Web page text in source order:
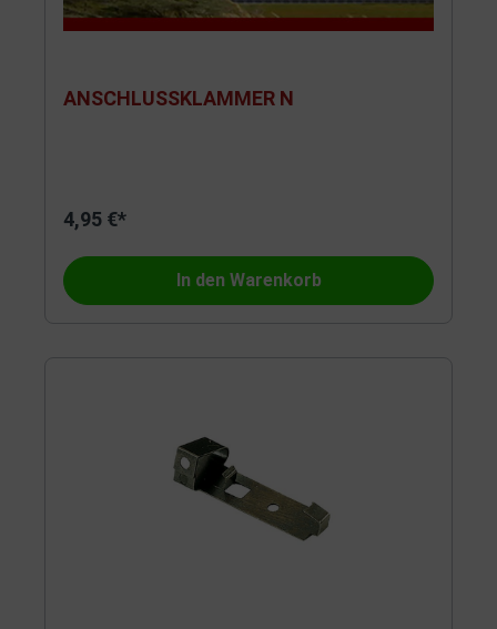
ANSCHLUSSKLAMMER N
4,95 €*
In den Warenkorb